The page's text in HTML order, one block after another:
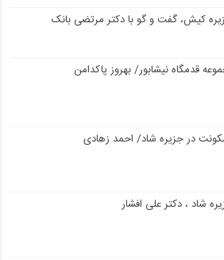
کیش، گفت و گو با دکتر مرتضی بانک
قدمگاه نیشابور/ بهروز پاکدامن
در جزیره شاد/ احمد زهادی
شاد ، دکتر علی افشار